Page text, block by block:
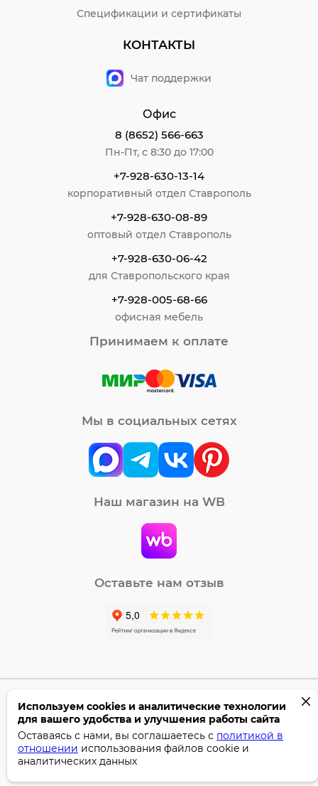
Спецификации и сертификаты
КОНТАКТЫ
Чат поддержки
Офис
8 (8652) 566-663
Пн-Пт, с 8:30 до 17:00
+7-928-630-13-14
корпоративный отдел Ставрополь
+7-928-630-08-89
оптовый отдел Ставрополь
+7-928-630-06-42
для Ставропольского края
+7-928-005-68-66
офисная мебель
Принимаем к оплате
Мы в социальных сетях
Наш магазин на WB
Оставьте нам отзыв
©2005-2026 Бумага-С. Все права защищены.
Политика конфиденциальности
Поддержка сайта —
Используем cookies и аналитические технологии
для вашего удобства и улучшения работы сайта
Оставаясь с нами, вы соглашаетесь с политикой в
отношении использования файлов cookie и
аналитических данных